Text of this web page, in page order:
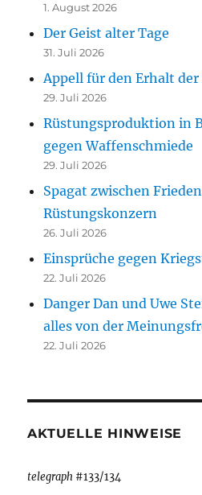
1. August 2026
Der Geist alter Tage
31. Juli 2026
Appell für den Erhalt
29. Juli 2026
Rüstungsproduktion in
gegen Waffenschmiede
29. Juli 2026
Spagat zwischen
Rüstungskonzern
26. Juli 2026
Einsprüche gegen
22. Juli 2026
Danger Dan und Uwe
alles von der
22. Juli 2026
AKTUELLE HINWEISE
telegraph #133/134